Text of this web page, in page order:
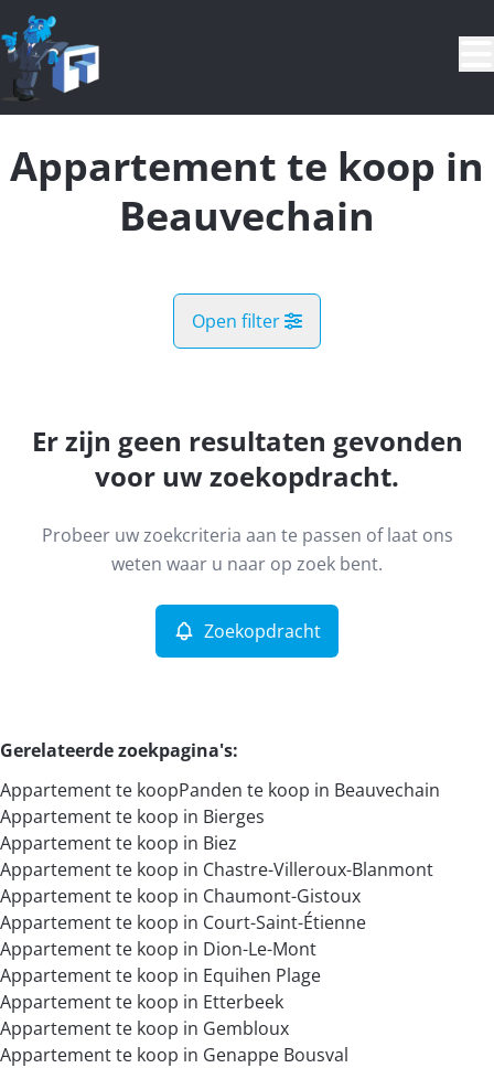
Ga naar hoofdinhoud
Appartement te koop in
Beauvechain
Open filter
Beauvechain (1320) Remove
Appartement Remove
Max. budget
Zoeken
Kaartweergave
Zoekopdracht Sorteer op
Er zijn geen resultaten gevonden
voor uw zoekopdracht.
Probeer uw zoekcriteria aan te passen of laat ons
weten waar u naar op zoek bent.
Zoekopdracht
Gerelateerde zoekpagina's:
Appartement te koopPanden te koop in Beauvechain
Appartement te koop in Bierges
Appartement te koop in Biez
Appartement te koop in Chastre-Villeroux-Blanmont
Appartement te koop in Chaumont-Gistoux
Appartement te koop in Court-Saint-Étienne
Appartement te koop in Dion-Le-Mont
Appartement te koop in Equihen Plage
Appartement te koop in Etterbeek
Appartement te koop in Gembloux
Appartement te koop in Genappe Bousval